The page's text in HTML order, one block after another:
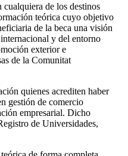
de los destinos
teórica cuyo objetivo
de la beca una visión
y del entorno
exterior e
de la Comunitat
quienes acrediten haber
gestión de comercio
empresarial. Dicho
de Universidades,